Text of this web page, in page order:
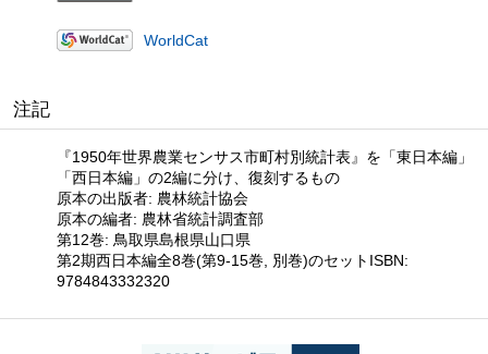
WorldCat
注記
『1950年世界農業センサス市町村別統計表』を「東日本編」
「西日本編」の2編に分け、復刻するもの
原本の出版者: 農林統計協会
原本の編者: 農林省統計調査部
第12巻: 鳥取県島根県山口県
第2期西日本編全8巻(第9-15巻, 別巻)のセットISBN:
9784843332320